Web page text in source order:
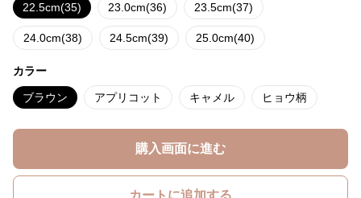
22.5cm(35) 23.0cm(36) 23.5cm(37)
24.0cm(38) 24.5cm(39) 25.0cm(40)
カラー
ブラウン アプリコット キャメル ヒョウ柄
購入画面に進む
カートに追加する